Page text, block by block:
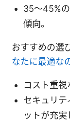
35～45%
傾向。
おすすめの選
なたに最適な
コスト重
セキュリテ
ットが充